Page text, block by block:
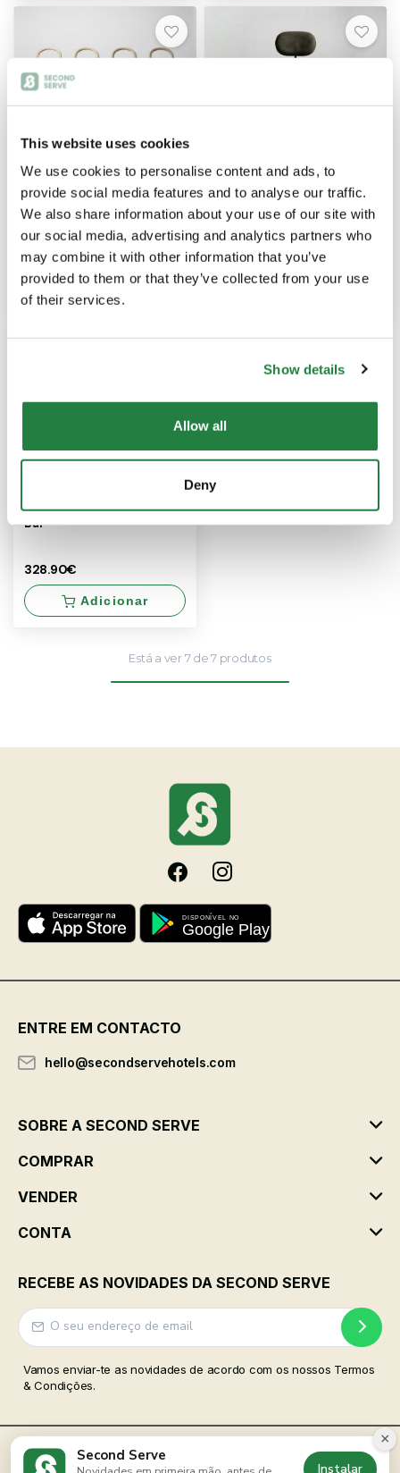
This website uses cookies
We use cookies to personalise content and ads, to
provide social media features and to analyse our traffic.
We also share information about your use of our site with
our social media, advertising and analytics partners who
may combine it with other information that you’ve
provided to them or that they’ve collected from your use
of their services.
Show details
Allow all
Deny
×
35.00€
Conjunto de 4 Bancos Altos
em Madeira
320.00€
4
conjunto
Adicionar
Banco Alto de Metal e
Veludo Preto
85.00€
Adicionar
Conjunto de 10 Cadeiras de
Bar
328.90€
Adicionar
Está a ver7de7produtos
ENTRE EM CONTACTO
hello@secondservehotels.com
SOBRE A SECOND SERVE
COMPRAR
VENDER
CONTA
RECEBE AS NOVIDADES DA SECOND SERVE
Vamos enviar-te as novidades de acordo com os nossos Termos
& Condições.
×
Second Serve
Instalar